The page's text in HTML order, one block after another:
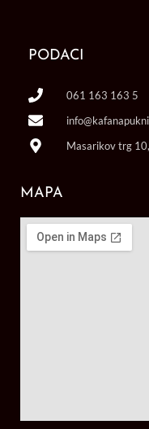
PODACI
061 163 163 5
Masarikov trg
MAPA